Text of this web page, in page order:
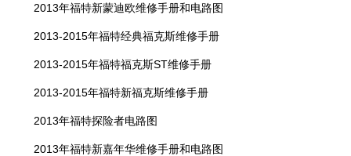
2013年福特新蒙迪欧维修手册和电路图
2013-2015年福特经典福克斯维修手册
2013-2015年福特福克斯ST维修手册
2013-2015年福特新福克斯维修手册
2013年福特探险者电路图
2013年福特新嘉年华维修手册和电路图